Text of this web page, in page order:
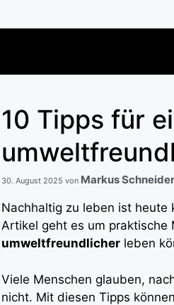
10 Tipps für
30. August 2025 von Markus Schneider
Nachhaltig zu leben ist heute
Artikel geht es um praktische
umweltfreundlicher leben
Viele Menschen glauben,
nicht. Mit diesen Tipps